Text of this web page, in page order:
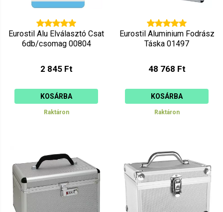
Eurostil Alu Elválasztó Csat
6db/csomag 00804
2 845 Ft
KOSÁRBA
Raktáron
Eurostil Aluminium Fodrász
Táska 01497
48 768 Ft
KOSÁRBA
Raktáron